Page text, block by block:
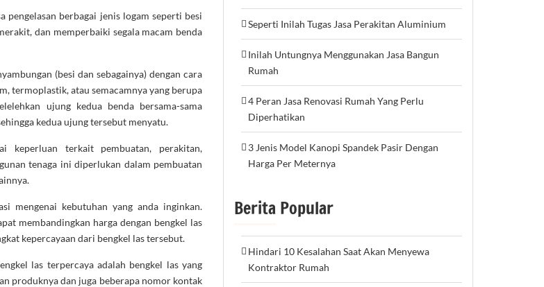
pengelasan berbagai jenis logam seperti besi
dan memperbaiki segala macam benda
(besi dan sebagainya) dengan cara
termoplastik, atau semacamnya yang berupa
ujung kedua benda bersama-sama
kedua ujung tersebut menyatu.
keperluan terkait pembuatan, perakitan,
tenaga ini diperlukan dalam pembuatan
mengenai kebutuhan yang anda inginkan.
membandingkan harga dengan bengkel las
kepercayaan dari bengkel las tersebut.
las terpercaya adalah bengkel las yang
produknya dan juga beberapa nomor kontak
Seperti Inilah Tugas Jasa Perakitan Aluminium
Inilah Untungnya Menggunakan Jasa Bangun
Rumah
4 Peran Jasa Renovasi Rumah Yang Perlu
Diperhatikan
3 Jenis Model Kanopi Spandek Pasir Dengan
Harga Per Meternya
Berita Popular
Hindari 10 Kesalahan Saat Akan Menyewa
Kontraktor Rumah